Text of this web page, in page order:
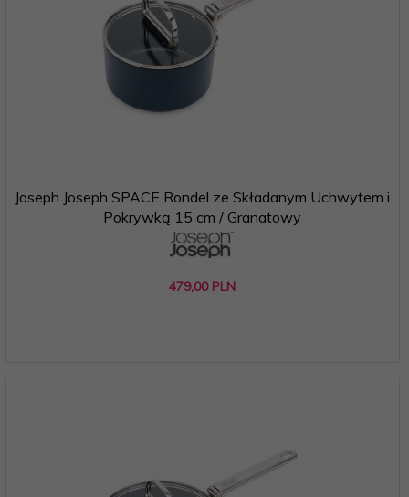
Joseph Joseph SPACE Rondel ze Składanym Uchwytem i
Pokrywką 15 cm / Granatowy
479,00 PLN